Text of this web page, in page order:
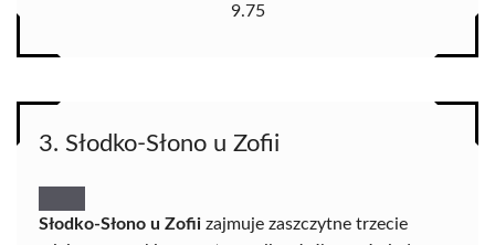
9.75
3. Słodko-Słono u Zofii
Słodko-Słono u Zofii zajmuje zaszczytne trzecie